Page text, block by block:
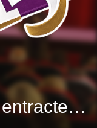
entracte…